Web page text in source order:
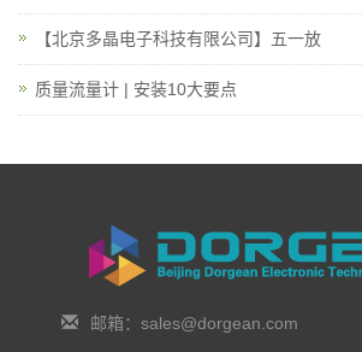
【北京多晶电子科技有限公司】五一放
质量流量计 | 安装10大要点
邮箱：sales@dorgean.com